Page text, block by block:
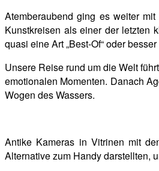
Atemberaubend ging es weiter
Kunstkreisen als einer der letzten
quasi eine Art „Best-Of“ oder
Unsere Reise rund um die Welt
emotionalen Momenten. Danach
Wogen des Wassers.
Antike Kameras in Vitrinen mit
Alternative zum Handy darstellten,